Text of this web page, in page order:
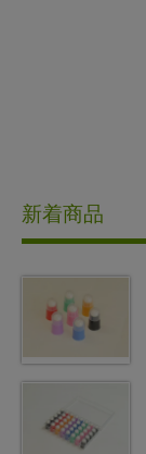
新着商品